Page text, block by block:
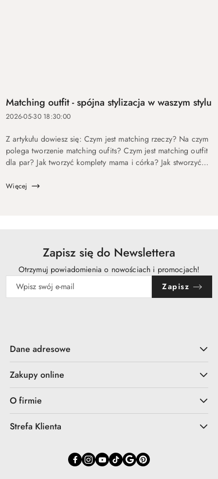
Matching outfit - spójna stylizacja w waszym stylu
2026-05-30 18:30:00
Z artykułu dowiesz się: Czym jest matching rzeczy? Na czym
polega tworzenie matching oufits? Czym jest matching outfit
dla par? Jak tworzyć komplety mama i córka? Jak stworzyć
ciekawego mechanizmu...
Więcej
Zapisz się do Newslettera
Otrzymuj powiadomienia o nowościach i promocjach!
Zapisz
Dane adresowe
Zakupy online
O firmie
Strefa Klienta